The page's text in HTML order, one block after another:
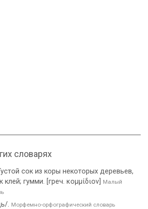
словарях
сок из коры некоторых деревьев,
гумми. [греч. κομμίδιον]
Малый
. Морфемно-орфографический словарь